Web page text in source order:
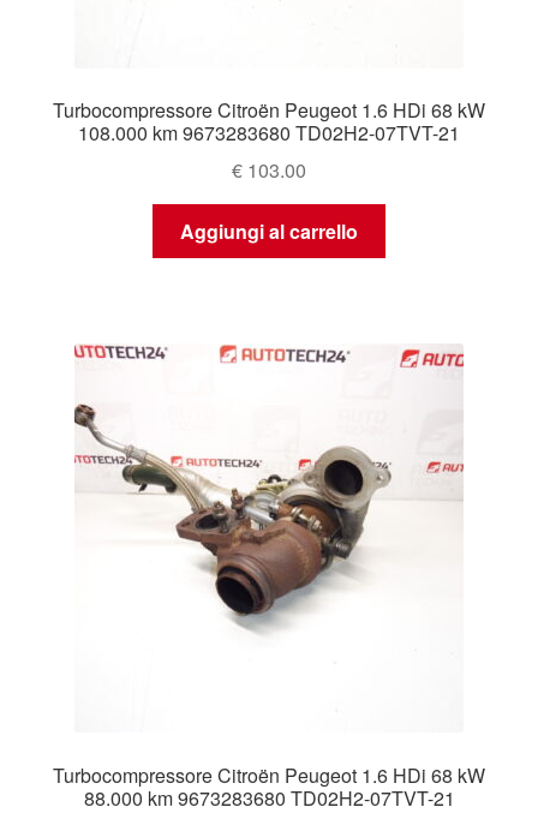
Turbocompressore Citroën Peugeot 1.6 HDi 68 kW
108.000 km 9673283680 TD02H2-07TVT-21
€ 103.00
Aggiungi al carrello
Turbocompressore Citroën Peugeot 1.6 HDi 68 kW
88.000 km 9673283680 TD02H2-07TVT-21